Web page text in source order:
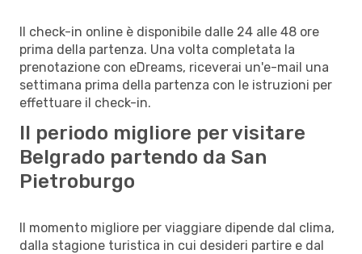
Il check-in online è disponibile dalle 24 alle 48 ore
prima della partenza. Una volta completata la
prenotazione con eDreams, riceverai un'e-mail una
settimana prima della partenza con le istruzioni per
effettuare il check-in.
Il periodo migliore per visitare
Belgrado partendo da San
Pietroburgo
Il momento migliore per viaggiare dipende dal clima,
dalla stagione turistica in cui desideri partire e dal